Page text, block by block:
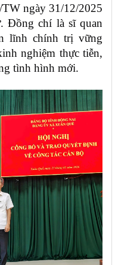
ngày 31/12/2025
Đồng chí là sĩ quan
lĩnh chính trị vững
nghiệm thực tiễn,
tình hình mới.